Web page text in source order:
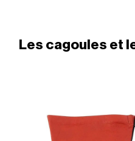
Les cagoules et